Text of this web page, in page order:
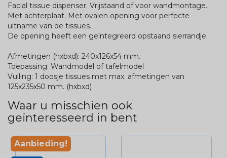
Facial tissue dispenser. Vrijstaand of voor wandmontage.
Met achterplaat. Met ovalen opening voor perfecte
uitname van de tissues.
De opening heeft een geïntegreerd opstaand sierrandje.
Afmetingen (hxbxd): 240x126x54 mm.
Toepassing: Wandmodel of tafelmodel
Vulling: 1 doosje tissues met max. afmetingen van
125x235x50 mm. (hxbxd)
Waar u misschien ook
geïnteresseerd in bent
Aanbieding!